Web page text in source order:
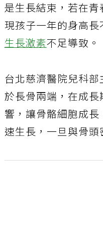
是生長結束，若在
現孩子一年的身高
生長激素不足導致。
台北慈濟醫院兒科
於長骨兩端，在成
響，讓骨骼細胞成
速生長，一旦與骨